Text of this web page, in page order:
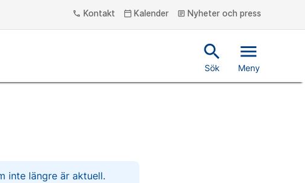
phone Kontakt calendar_today Kalender article Nyheter och press
search
Sök
menu
Meny
inte längre är aktuell.